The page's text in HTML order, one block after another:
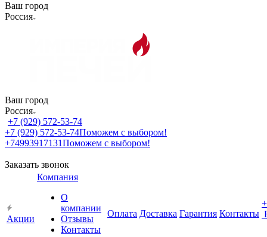
Ваш город
Россия
Ваш город
Россия
+7 (929) 572-53-74
+7 (929) 572-53-74Поможем с выбором!
+74993917131Поможем с выбором!
Заказать звонок
Акции
Компания
О
компании
Отзывы
Контакты
Оплата Доставка Гарантия Контакты
+